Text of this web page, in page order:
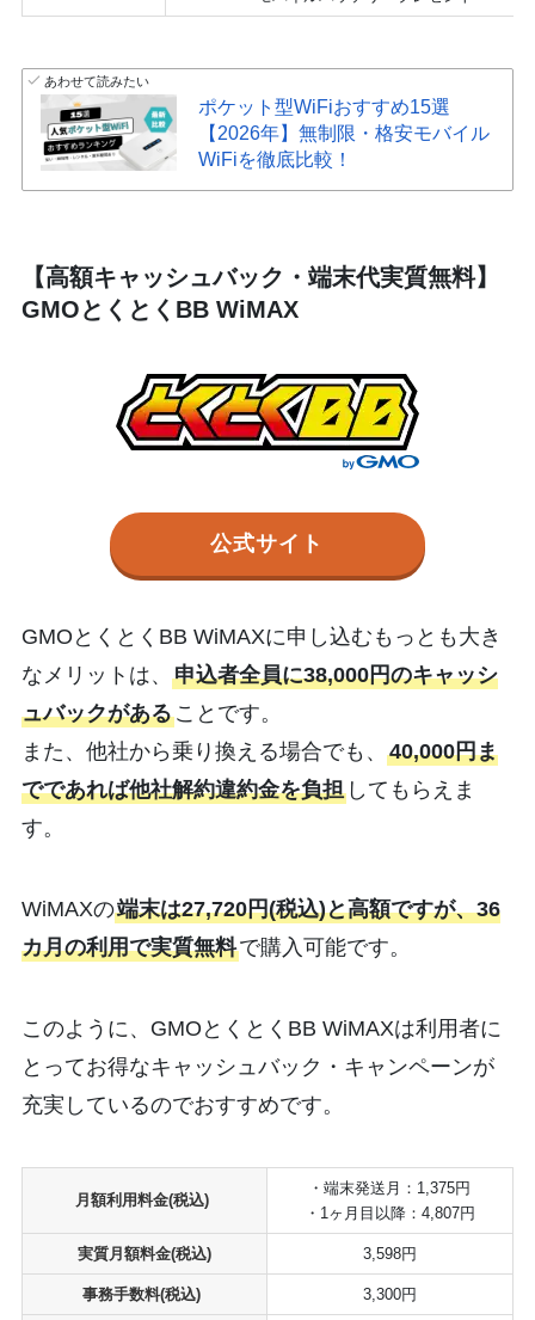
あわせて読みたい
ポケット型WiFiおすすめ15選
【2026年】無制限・格安モバイル
WiFiを徹底比較！
【高額キャッシュバック・端末代実質無料】
GMOとくとくBB WiMAX
公式サイト
GMOとくとくBB WiMAXに申し込むもっとも大き
なメリットは、 申込者全員に38,000円のキャッシ
ュバックがあることです。
また、他社から乗り換える場合でも、 40,000円ま
でであれば他社解約違約金を負担してもらえま
す。
WiMAXの端末は27,720円(税込)と高額ですが、36
カ月の利用で実質無料で購入可能です。
このように、GMOとくとくBB WiMAXは利用者に
とってお得なキャッシュバック・キャンペーンが
充実しているのでおすすめです。
月額利用料金(税込)
・端末発送月：1,375円
・1ヶ月目以降：4,807円
実質月額料金(税込) 3,598円
事務手数料(税込) 3,300円